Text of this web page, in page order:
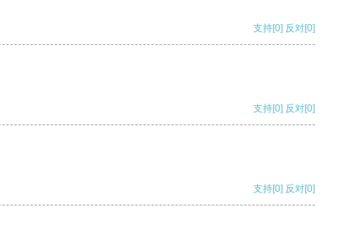
支持[0] 反对[0]
支持[0] 反对[0]
支持[0] 反对[0]